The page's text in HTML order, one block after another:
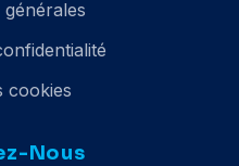
cookies
Nous